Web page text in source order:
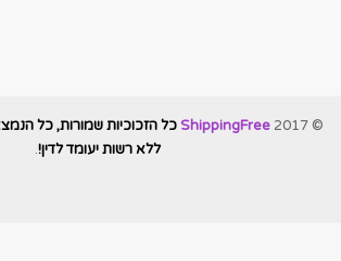
© 2017
ShippingFreeכל הזכוכיות שמורות, כל
ללא רשות יעומד לדין!.